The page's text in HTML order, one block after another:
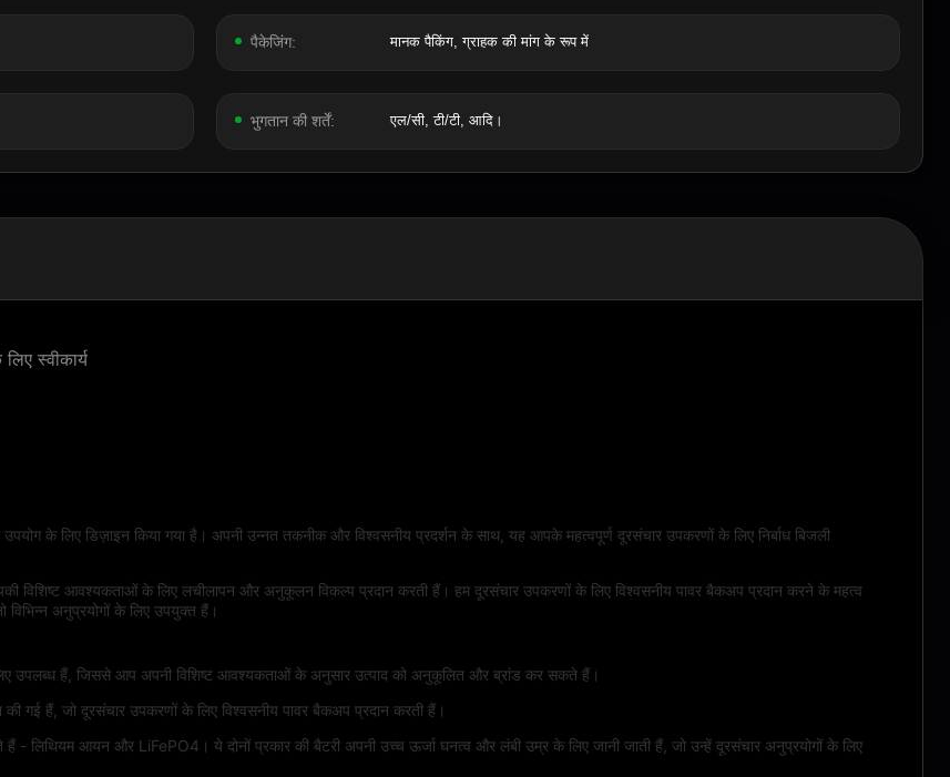
पैकेजिंग: मानक पैकिंग, ग्राहक की मांग के रूप में
भुगतान की शर्तें: एल/सी, टी/टी, आदि।
स्वीकार्य
के लिए डिज़ाइन किया गया है। अपनी उन्नत तकनीक और विश्वसनीय प्रदर्शन के साथ, यह आपके महत्वपूर्ण दूरसंचार उपकरणों के लिए निर्बाध बिजली
विशिष्ट आवश्यकताओं के लिए लचीलापन और अनुकूलन विकल्प प्रदान करती हैं। हम दूरसंचार उपकरणों के लिए विश्वसनीय पावर बैकअप प्रदान करने के महत्व
अनुप्रयोगों के लिए उपयुक्त हैं।
उपलब्ध हैं, जिससे आप अपनी विशिष्ट आवश्यकताओं के अनुसार उत्पाद को अनुकूलित और ब्रांड कर सकते हैं।
की गई हैं, जो दूरसंचार उपकरणों के लिए विश्वसनीय पावर बैकअप प्रदान करती हैं।
हैं - लिथियम आयन और LiFePO4। ये दोनों प्रकार की बैटरी अपनी उच्च ऊर्जा घनत्व और लंबी उम्र के लिए जानी जाती हैं, जो उन्हें दूरसंचार अनुप्रयोगों के लिए